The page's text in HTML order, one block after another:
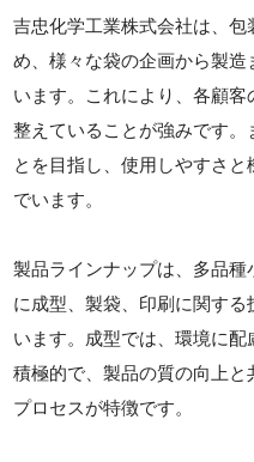
吉忠化学工業株式会社は、
め、様々な袋の企画から製
います。これにより、各顧
整えていることが強みです。
とを目指し、使用しやすさ
でいます。
製品ラインナップは、多品
に成型、製袋、印刷に関す
います。成型では、環境に
積極的で、製品の質の向上
プロセスが特徴です。